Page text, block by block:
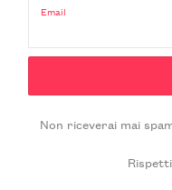
Email
Non riceverai mai